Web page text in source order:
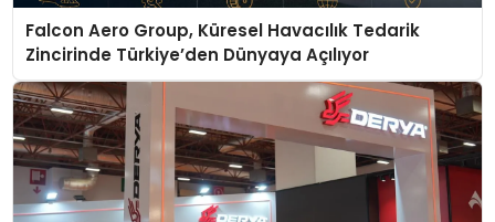
Falcon Aero Group, Küresel Havacılık Tedarik
Zincirinde Türkiye’den Dünyaya Açılıyor